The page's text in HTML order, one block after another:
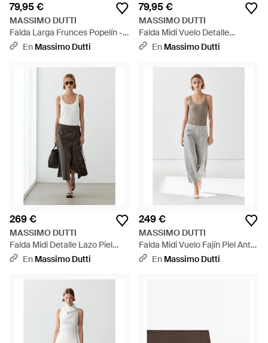
79,95 €
MASSIMO DUTTI
Falda Larga Frunces Popelín -
Blanco
En Massimo Dutti
79,95 €
MASSIMO DUTTI
Falda Midi Vuelo Detalle
Canesú - Marrón
En Massimo Dutti
269 €
MASSIMO DUTTI
Falda Midi Detalle Lazo Piel
Napa - Blanco
En Massimo Dutti
249 €
MASSIMO DUTTI
Falda Midi Vuelo Fajín Piel Ante
- Blanco
En Massimo Dutti